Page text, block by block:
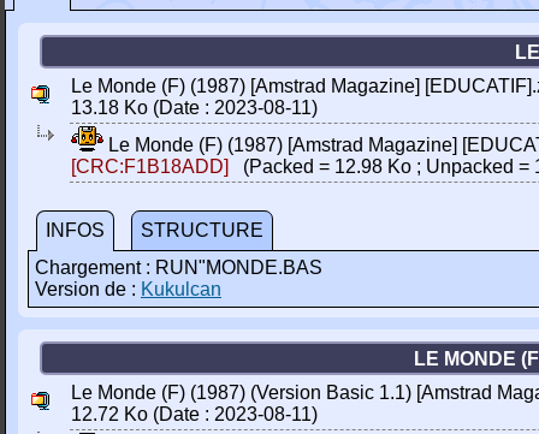
Le Monde (F) (1987) [Amstrad Magazine]
13.18 Ko (Date : 2023-08-11)
Le Monde (F) (1987) [Amstrad Magazine]
[CRC:F1B18ADD]
(Packed = 12.98 Ko ; Unpacked =
INFOS
STRUCTURE
Chargement : RUN"MONDE.BAS
Version de : Kukulcan
LE MONDE
Le Monde (F) (1987) (Version Basic 1.1) [Amstrad
12.72 Ko (Date : 2023-08-11)